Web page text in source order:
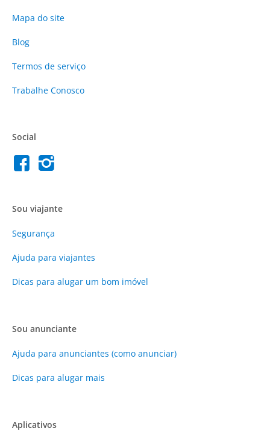
Mapa do site
Blog
Termos de serviço
Trabalhe Conosco
Social
Sou viajante
Segurança
Ajuda para viajantes
Dicas para alugar um bom imóvel
Sou anunciante
Ajuda para anunciantes (como anunciar)
Dicas para alugar mais
Aplicativos